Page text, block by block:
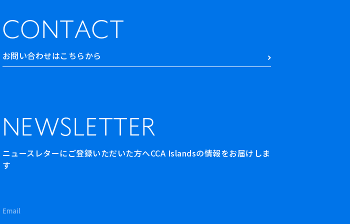
CONTACT
お問い合わせはこちらから
NEWSLETTER
ニュースレターにご登録いただいた方へCCA Islandsの情報をお届けしま
す